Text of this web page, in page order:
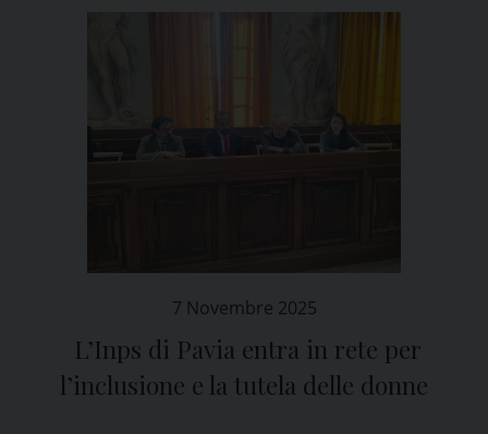
7 Novembre 2025
L’Inps di Pavia entra in rete per
l’inclusione e la tutela delle donne